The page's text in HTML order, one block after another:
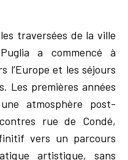
traversées de la ville
a commencé à
l’Europe et les séjours
Les premières années
atmosphère post-
rue de Condé,
vers un parcours
artistique, sans